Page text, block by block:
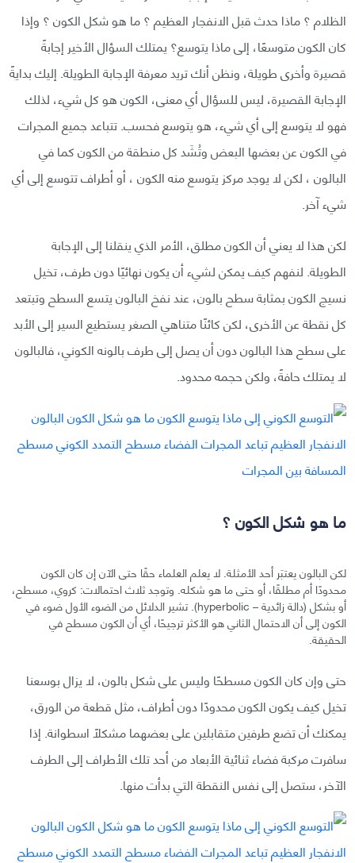
الظلام ؟ ماذا حدث قبل الانفجار العظيم ؟ ما هو شكل الكون ؟ وإذا
كان الكون متوسعًا، إلى ماذا يتوسع؟ يمتلك السؤال الأخير إجابةً
قصيرة وأخرى طويلة، ونظن أنك تريد معرفة الإجابة الطويلة. إليك بدايةً
الإجابة القصيرة، ليس للسؤال أي معنى، الكون هو كل شيء، لذلك
فهو لا يتوسع إلى أي شيء، هو يتوسع فحسب. تتباعد جميع المجرات
في الكون عن بعضها البعض وتُشَد كل منطقة من الكون كما في
البالون ، لكن لا يوجد مركز يتوسع منه الكون ، أو أطراف تتوسع إلى أي
شيء آخر.
لكن هذا لا يعني أن الكون مطلق، الأمر الذي ينقلنا إلى الإجابة
الطويلة. لنفهم كيف يمكن لشيء أن يكون نهائيًا دون طرف، تخيل
نسيج الكون بمثابة سطح بالون، عند نفخ البالون يتسع السطح وتبتعد
كل نقطة عن الأخرى، لكن كائنًا متناهي الصغر يستطيع السير إلى الأبد
على سطح هذا البالون دون أن يصل إلى طرف بالونه الكوني، فالبالون
لا يمتلك حافةً، ولكن حجمه محدود.
ما هو شكل الكون ؟
لكن البالون يعتبَر أحد الأمثلة. لا يعلم العلماء حقًا حتى الآن إن كان الكون
محدودًا أم مطلقًا، أو حتى ما هو شكله. وتوجد ثلاث احتمالات: كروي، مسطح،
أو بشكل (دالة زائدية – hyperbolic). تشير الدلائل من الضوء الأول ضوء في
الكون إلى أن الاحتمال الثاني هو الأكثر ترجيحًا، أي أن الكون مسطح في
الحقيقة.
حتى وإن كان الكون مسطحًا وليس على شكل بالون، لا يزال بوسعنا
تخيل كيف يكون الكون محدودًا دون أطراف، مثل قطعة من الورق،
يمكنك أن تضع طرفين متقابلين على بعضهما مشكلًا اسطوانة. إذا
سافرت مركبة فضاء ثنائية الأبعاد من أحد تلك الأطراف إلى الطرف
الآخر، ستصل إلى نفس النقطة التي بدأت منها.